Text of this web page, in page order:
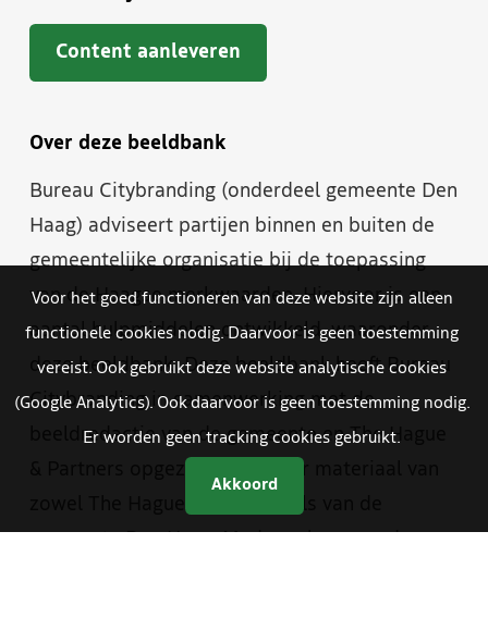
Content aanleveren
Over deze beeldbank
Bureau Citybranding (onderdeel gemeente Den
Haag) adviseert partijen binnen en buiten de
gemeentelijke organisatie bij de toepassing
van de Haagse merkwaarden. Hiervoor is een
aantal hulpmiddelen ontwikkeld, waaronder
deze beeldbank. Deze beeldbank heeft Bureau
Citybranding in samenwerking met de
beeldredactie van de gemeente en The Hague
Voor het goed functioneren van deze website zijn alleen
functionele cookies nodig. Daarvoor is geen toestemming
vereist. Ook gebruikt deze website analytische cookies
(Google Analytics). Ook daarvoor is geen toestemming nodig.
Er worden geen tracking cookies gebruikt.
Akkoord